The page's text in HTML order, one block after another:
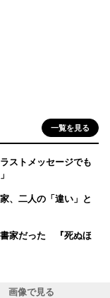
一覧を見る
ストメッセージでも
、二人の「違い」と
書家だった 『死ぬほ
画像で見る